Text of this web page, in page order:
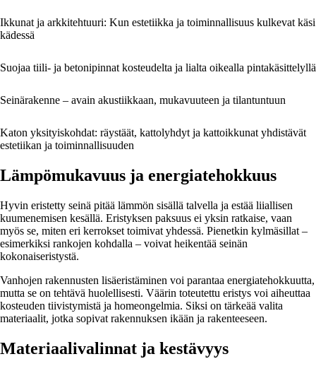
Ikkunat ja arkkitehtuuri: Kun estetiikka ja toiminnallisuus kulkevat käsi
kädessä
Suojaa tiili- ja betonipinnat kosteudelta ja lialta oikealla pintakäsittelyllä
Seinärakenne – avain akustiikkaan, mukavuuteen ja tilantuntuun
Katon yksityiskohdat: räystäät, kattolyhdyt ja kattoikkunat yhdistävät
estetiikan ja toiminnallisuuden
Lämpömukavuus ja energiatehokkuus
Hyvin eristetty seinä pitää lämmön sisällä talvella ja estää liiallisen
kuumenemisen kesällä. Eristyksen paksuus ei yksin ratkaise, vaan
myös se, miten eri kerrokset toimivat yhdessä. Pienetkin kylmäsillat –
esimerkiksi rankojen kohdalla – voivat heikentää seinän
kokonaiseristystä.
Vanhojen rakennusten lisäeristäminen voi parantaa energiatehokkuutta,
mutta se on tehtävä huolellisesti. Väärin toteutettu eristys voi aiheuttaa
kosteuden tiivistymistä ja homeongelmia. Siksi on tärkeää valita
materiaalit, jotka sopivat rakennuksen ikään ja rakenteeseen.
Materiaalivalinnat ja kestävyys